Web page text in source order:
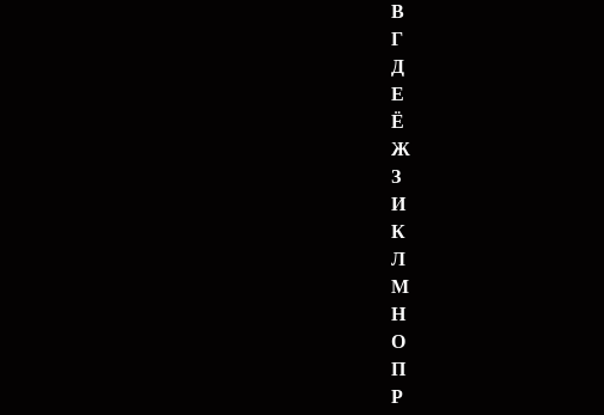
В
Г
Д
Е
Ё
Ж
З
И
К
Л
М
Н
О
П
Р